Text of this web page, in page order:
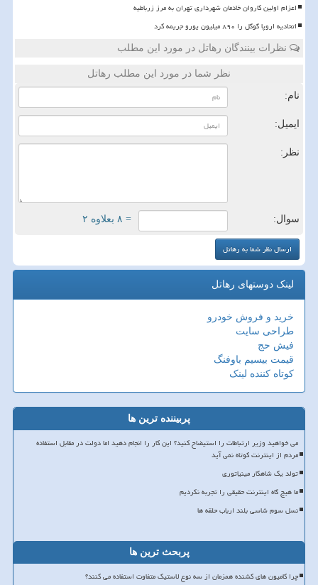
اعزام اولین کاروان خادمان شهرداری تهران به مرز زرباطیه
اتحادیه اروپا گوگل را ۸۹۰ میلیون یورو جریمه کرد
نظرات بینندگان رهاتل در مورد این مطلب
نظر شما در مورد این مطلب رهاتل
نام:
ایمیل:
نظر:
سوال: = ۸ بعلاوه ۲
لینک دوستهای رهاتل
خرید و فروش خودرو
طراحی سایت
فیش حج
قیمت بیسیم باوفنگ
کوتاه کننده لینک
پربیننده ترین ها
می خواهید وزیر ارتباطات را استیضاح کنید؟ این کار را انجام دهید اما دولت در مقابل استفاده
مردم از اینترنت کوتاه نمی آید
تولد یک شاهکار مینیاتوری
ما هیچ گاه اینترنت حقیقی را تجربه نکردیم
نسل سوم شاسی بلند ارباب حلقه ها
پربحث ترین ها
چرا کامیون های کشنده همزمان از سه نوع لاستیک متفاوت استفاده می کنند؟